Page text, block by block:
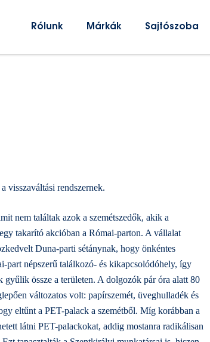
Rólunk Márkák Sajtószoba
visszaváltási rendszernek.
nem találtak azok a szemétszedők, akik a
takarító akcióban a Római-parton. A vállalat
Duna-parti sétánynak, hogy önkéntes
part népszerű találkozó- és kikapcsolódóhely, így
gyűlik össze a területen. A dolgozók pár óra alatt 80
változatos volt: papírszemét, üveghulladék és
eltűnt a PET-palack a szemétből. Míg korábban a
látni PET-palackokat, addig mostanra radikálisan